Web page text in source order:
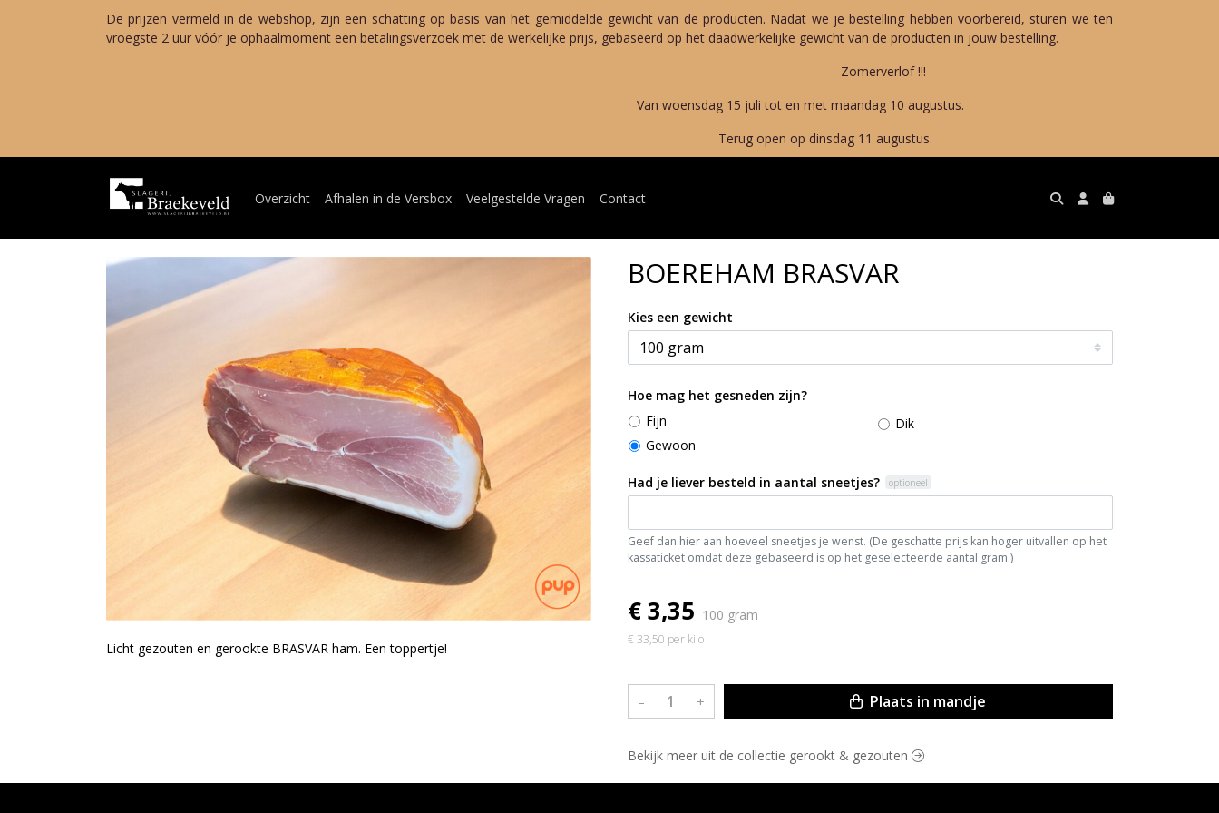
De prijzen vermeld in de webshop, zijn een schatting op basis van het gemiddelde gewicht van de producten. Nadat we je bestelling hebben voorbereid, sturen we ten
vroegste 2 uur vóór je ophaalmoment een betalingsverzoek met de werkelijke prijs, gebaseerd op het daadwerkelijke gewicht van de producten in jouw bestelling.
Zomerverlof !!!
Van woensdag 15 juli tot en met maandag 10 augustus.
Terug open op dinsdag 11 augustus.
Overzicht Afhalen in de Versbox Veelgestelde Vragen Contact
Licht gezouten en gerookte BRASVAR ham. Een toppertje!
BOEREHAM BRASVAR
Kies een gewicht
Hoe mag het gesneden zijn?
Fijn
Gewoon
Dik
Had je liever besteld in aantal sneetjes? optioneel
Geef dan hier aan hoeveel sneetjes je wenst. (De geschatte prijs kan hoger uitvallen op het
kassaticket omdat deze gebaseerd is op het geselecteerde aantal gram.)
€ 3,35 100 gram
€ 33,50 per kilo
– + Plaats in mandje
Bekijk meer uit de collectie gerookt & gezouten